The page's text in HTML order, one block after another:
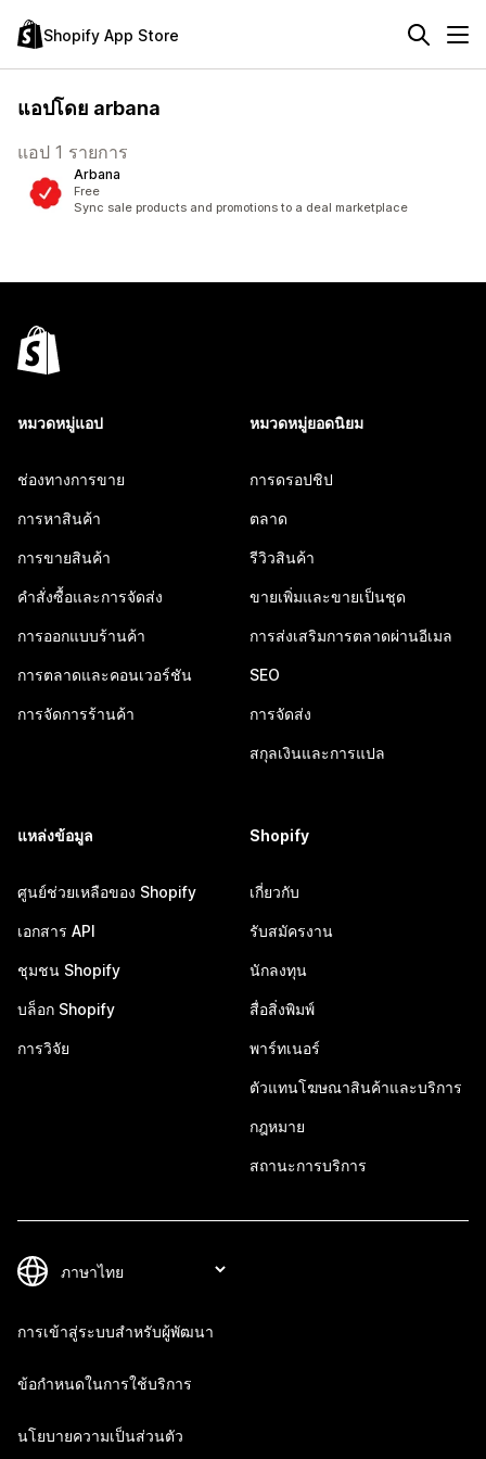
Shopify App Store
แอปโดย arbana
แอป 1 รายการ
Arbana
Free
Sync sale products and promotions to a deal marketplace
หมวดหมู่แอป
ช่องทางการขาย
การหาสินค้า
การขายสินค้า
คำสั่งซื้อและการจัดส่ง
การออกแบบร้านค้า
การตลาดและคอนเวอร์ชัน
การจัดการร้านค้า
หมวดหมู่ยอดนิยม
การดรอปชิป
ตลาด
รีวิวสินค้า
ขายเพิ่มและขายเป็นชุด
การส่งเสริมการตลาดผ่านอีเมล
SEO
การจัดส่ง
สกุลเงินและการแปล
แหล่งข้อมูล
ศูนย์ช่วยเหลือของ Shopify
เอกสาร API
ชุมชน Shopify
บล็อก Shopify
การวิจัย
Shopify
เกี่ยวกับ
รับสมัครงาน
นักลงทุน
สื่อสิ่งพิมพ์
พาร์ทเนอร์
ตัวแทนโฆษณาสินค้าและบริการ
กฎหมาย
สถานะการบริการ
การเข้าสู่ระบบสำหรับผู้พัฒนา
ข้อกำหนดในการใช้บริการ
นโยบายความเป็นส่วนตัว